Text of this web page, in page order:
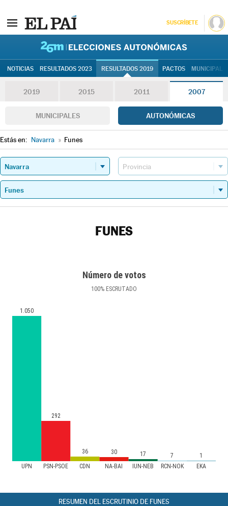
SUSCRÍBETE
NOTICIAS RESULTADOS 2023 RESULTADOS 2019 PACTOS
2019 2015 2011 2007
MUNICIPALES AUTONÓMICAS
Estás en: Navarra » Funes
FUNES
Número de votos
100% ESCRUTADO
UPN PSN-PSOE CDN NA-BAI IUN-NEB RCN-NOK EKA
1.050
292
36 30 17 7 1
RESUMEN DEL ESCRUTINIO DE FUNES